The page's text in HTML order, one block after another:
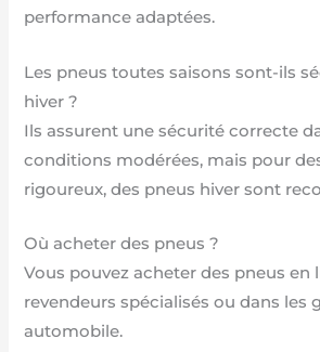
performance adaptées.
Les pneus toutes saisons sont-ils
hiver ?
Ils assurent une sécurité correcte
conditions modérées, mais pour
rigoureux, des pneus hiver sont
Où acheter des pneus ?
Vous pouvez acheter des pneus en
revendeurs spécialisés ou dans les
automobile.